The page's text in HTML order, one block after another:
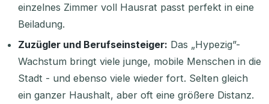
einzelnes Zimmer voll Hausrat passt perfekt in eine
Beiladung.
Zuzügler und Berufseinsteiger: Das „Hypezig”-
Wachstum bringt viele junge, mobile Menschen in die
Stadt - und ebenso viele wieder fort. Selten gleich
ein ganzer Haushalt, aber oft eine größere Distanz.